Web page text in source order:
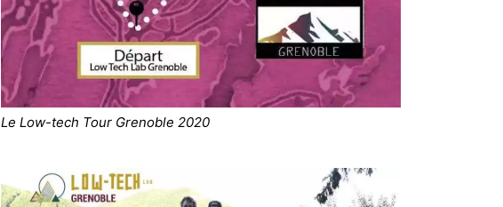
Le Low-tech Tour Grenoble 2020